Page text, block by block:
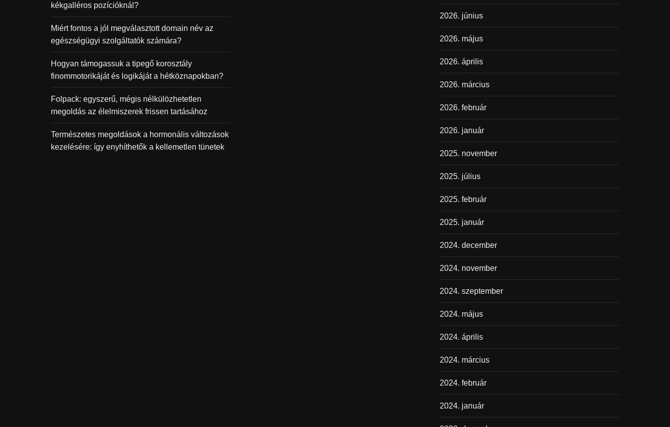
kékgalléros pozícióknál?
Miért fontos a jól megválasztott domain név az
egészségügyi szolgáltatók számára?
Hogyan támogassuk a tipegő korosztály
finommotorikáját és logikáját a hétköznapokban?
Folpack: egyszerű, mégis nélkülözhetetlen
megoldás az élelmiszerek frissen tartásához
Természetes megoldások a hormonális változások
kezelésére: így enyhíthetők a kellemetlen tünetek
2026. június
2026. május
2026. április
2026. március
2026. február
2026. január
2025. november
2025. július
2025. február
2025. január
2024. december
2024. november
2024. szeptember
2024. május
2024. április
2024. március
2024. február
2024. január